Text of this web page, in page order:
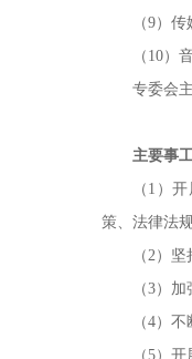
（9）
（10）
专委会
主要事
（1）
策、法律法
（2）
（3）
（4）
（5）